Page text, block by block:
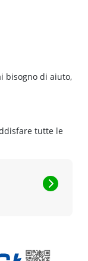
bisogno di aiuto,
tutte le